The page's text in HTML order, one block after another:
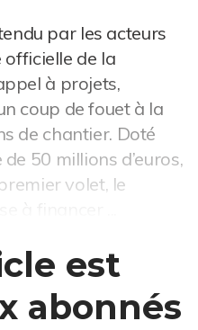
par les acteurs
officielle de la
à projets,
coup de fouet à la
de chantier. Doté
50 millions d’euros,
volet, le
est
abonnés